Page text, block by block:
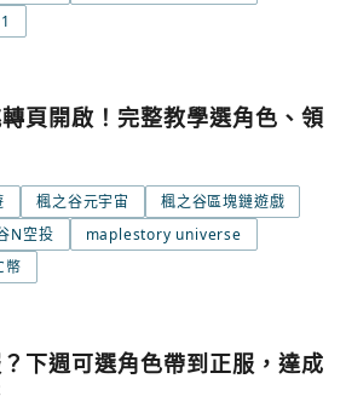
頁開啟！完整教學選角色、領
楓之谷元宇宙
楓之谷區塊鏈遊戲
N空投
maplestory universe
幣
下週可選角色帶到正服，達成
已同意 服務條款與隱私政策
關閉